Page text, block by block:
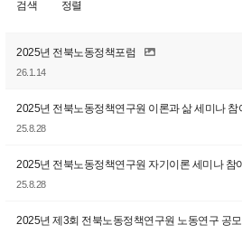
검색 정렬
2025년 전북노동정책포럼
26.1.14
2025년 전북노동정책연구원 이론과 삶 세미나 참
25.8.28
2025년 전북노동정책연구원 자기이론 세미나 참
25.8.28
2025년 제3회 전북노동정책연구원 노동연구 공